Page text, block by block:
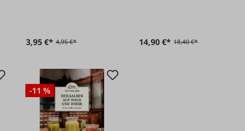
3,95 €* 4,95 €* 14,90 €* 18,40 €*
-11 %